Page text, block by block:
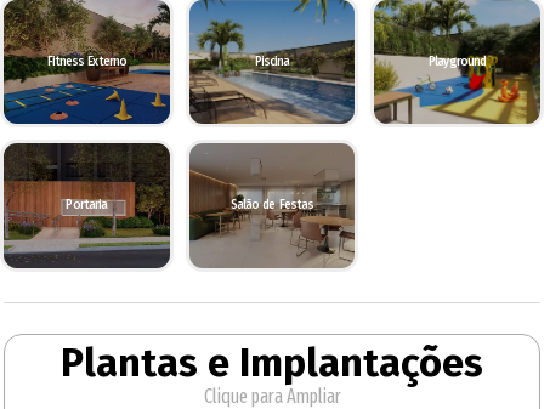
Fitness Externo Piscina Playground
Portaria Salão de Festas
Plantas e Implantações
Clique para Ampliar